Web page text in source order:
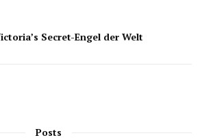
Secret-Engel der Welt
Posts